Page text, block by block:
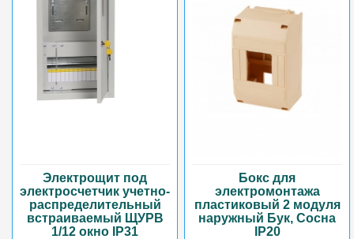
Электрощит под
электросчетчик учетно-
распределительный
встраиваемый ЩУРВ
1/12 окно IP31
Бокс для
электромонтажа
пластиковый 2 модуля
наружный Бук, Сосна
IP20